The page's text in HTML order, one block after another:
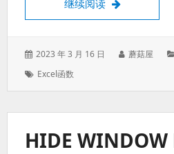
继续阅读 Excel 四舍五
发
于：
2023 年 3 月 16 日
作
蘑菇屋
标
Excel函数
HIDE WINDOW